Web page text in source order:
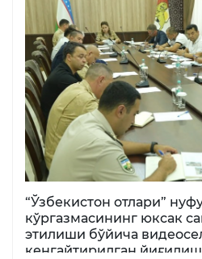
“Ўзбекистон отлари”
кўргазмасининг юксак
этилиши бўйича
кенгайтирилган